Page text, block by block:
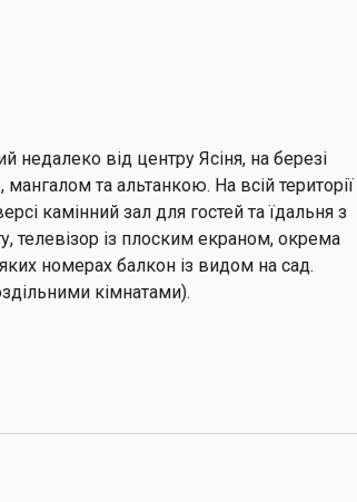
недалеко від центру Ясіня, на березі
та альтанкою. На всій території
камінний зал для гостей та їдальня з
телевізор із плоским екраном, окрема
номерах балкон із видом на сад.
кімнатами).